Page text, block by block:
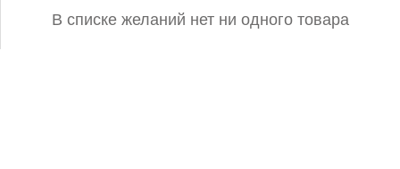
В списке желаний нет ни одного товара